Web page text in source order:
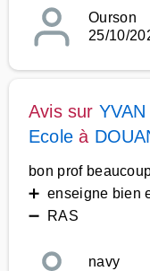
Ourson
25/10/
Avis sur
Ecole à
bon prof
➕ enseigne bien
➖ RAS
navy